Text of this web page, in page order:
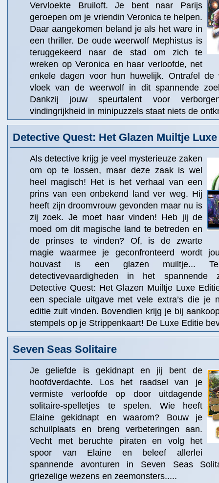
Vervloekte Bruiloft. Je bent naar Parijs
geroepen om je vriendin Veronica te helpen.
Daar aangekomen beland je als het ware in
een thriller. De oude weerwolf Mephistus is
teruggekeerd naar de stad om zich te
wreken op Veronica en haar verloofde, net
enkele dagen voor hun huwelijk. Ontrafel de
vloek van de weerwolf in dit spannende
Dankzij jouw speurtalent voor
vindingrijkheid in minipuzzels staat niets de
Detective Quest: Het Glazen Muiltje
Als detective krijg je veel mysterieuze zaken
om op te lossen, maar deze zaak is wel
heel magisch! Het is het verhaal van een
prins van een onbekend land ver weg. Hij
heeft zijn droomvrouw gevonden maar nu is
zij zoek. Je moet haar vinden! Heb jij de
moed om dit magische land te betreden en
de prinses te vinden? Of, is de zwarte
magie waarmee je geconfronteerd wordt
houvast is een glazen muiltje...
detectivevaardigheden in het spannende
Detective Quest: Het Glazen Muiltje Luxe
een speciale uitgave met vele extra’s die je
editie zult vinden. Bovendien krijg je bij
stempels op je Strippenkaart! De Luxe Editie
Seven Seas Solitaire
Je geliefde is gekidnapt en jij bent de
hoofdverdachte. Los het raadsel van je
vermiste verloofde op door uitdagende
solitaire-spelletjes te spelen. Wie heeft
Elaine gekidnapt en waarom? Bouw je
schuilplaats en breng verbeteringen aan.
Vecht met beruchte piraten en volg het
spoor van Elaine en beleef allerlei
spannende avonturen in Seven Seas
griezelige wezens en zeemonsters.....